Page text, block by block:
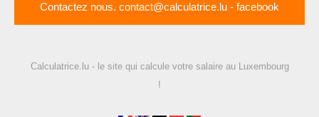
Contactez nous. contact@calculatrice.lu - facebook
Calculatrice.lu - le site qui calcule votre salaire au Luxembourg
!